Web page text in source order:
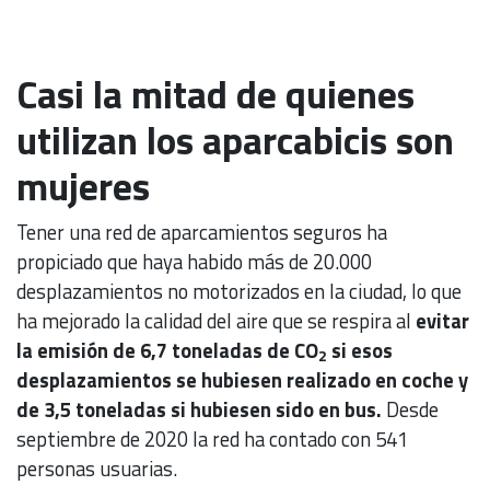
Casi la mitad de quienes
utilizan los aparcabicis son
mujeres
Tener una red de aparcamientos seguros ha
propiciado que haya habido más de 20.000
desplazamientos no motorizados en la ciudad, lo que
ha mejorado la calidad del aire que se respira al evitar
la emisión de 6,7 toneladas de CO2 si esos
desplazamientos se hubiesen realizado en coche y
de 3,5 toneladas si hubiesen sido en bus. Desde
septiembre de 2020 la red ha contado con 541
personas usuarias.